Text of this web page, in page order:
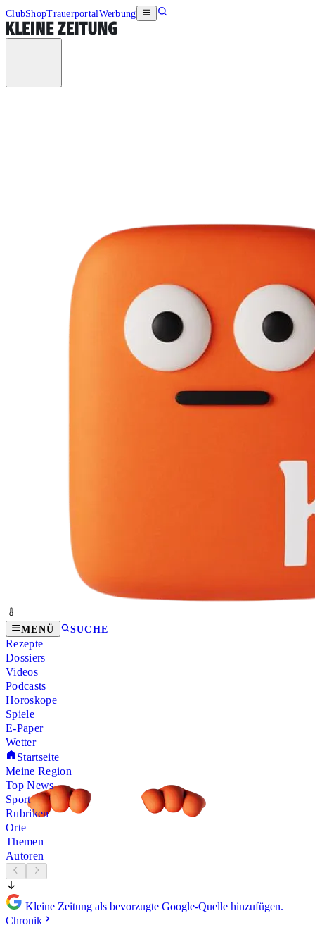
ClubShopTrauerportalWerbung
MENÜ SUCHE
Rezepte
Dossiers
Videos
Podcasts
Horoskope
Spiele
E-Paper
Wetter
Startseite
Meine Region
Top News
Sport
Rubriken
Orte
Themen
Autoren
Kleine Zeitung als bevorzugte Google-Quelle hinzufügen.
Chronik